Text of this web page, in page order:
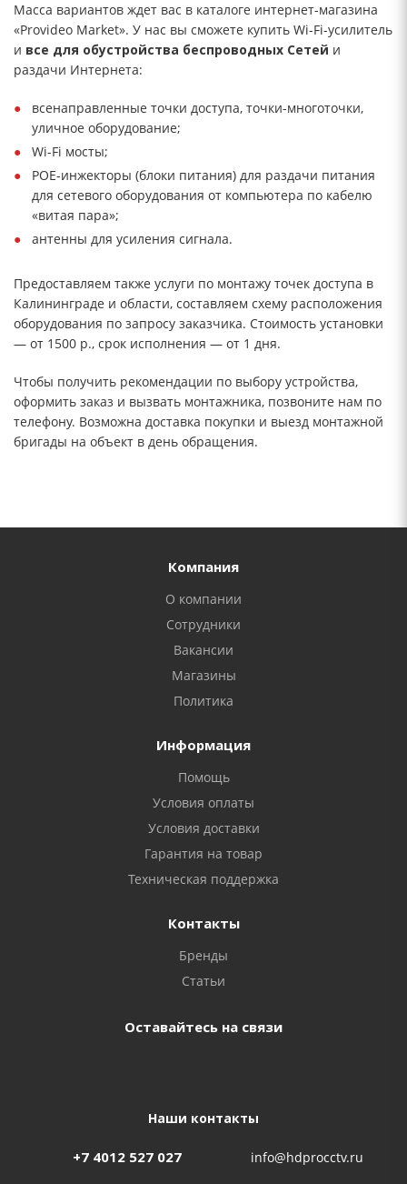
Масса вариантов ждет вас в каталоге интернет-магазина
«Provideo Market». У нас вы сможете купить Wi-Fi-усилитель
и все для обустройства беспроводных Сетей и
раздачи Интернета:
всенаправленные точки доступа, точки-многоточки,
уличное оборудование;
Wi-Fi мосты;
POE-инжекторы (блоки питания) для раздачи питания
для сетевого оборудования от компьютера по кабелю
«витая пара»;
антенны для усиления сигнала.
Предоставляем также услуги по монтажу точек доступа в
Калининграде и области, составляем схему расположения
оборудования по запросу заказчика. Стоимость установки
— от 1500 р., срок исполнения — от 1 дня.
Чтобы получить рекомендации по выбору устройства,
оформить заказ и вызвать монтажника, позвоните нам по
телефону. Возможна доставка покупки и выезд монтажной
бригады на объект в день обращения.
Компания
О компании
Сотрудники
Вакансии
Магазины
Политика
Информация
Помощь
Условия оплаты
Условия доставки
Гарантия на товар
Техническая поддержка
Контакты
Бренды
Статьи
Оставайтесь на связи
Наши контакты
+7 4012 527 027 info@hdprocctv.ru